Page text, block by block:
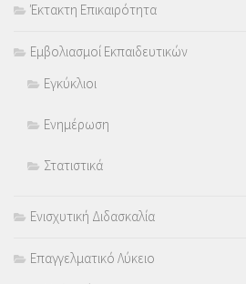
Έκτακτη Επικαιρότητα
Εμβολιασμοί Εκπαιδευτικών
Εγκύκλιοι
Ενημέρωση
Στατιστικά
Ενισχυτική Διδασκαλία
Επαγγελματικό Λύκειο